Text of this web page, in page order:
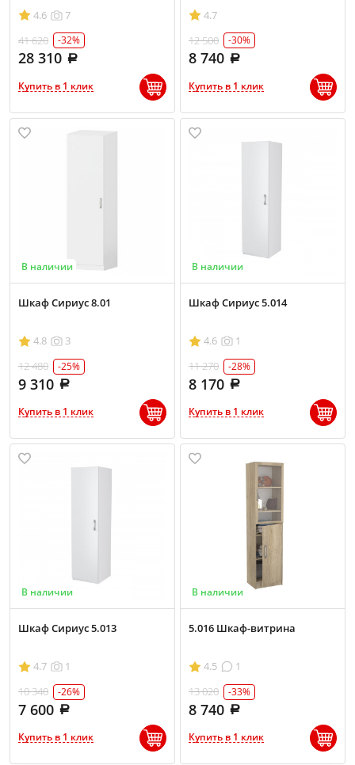
4.6
7
41 620
-32%
28 310
Купить в 1 клик
4.7
12 500
-30%
8 740
Купить в 1 клик
В наличии
Шкаф Сириус 8.01
4.8
3
12 480
-25%
9 310
Купить в 1 клик
В наличии
Шкаф Сириус 5.014
4.6
1
11 270
-28%
8 170
Купить в 1 клик
В наличии
Шкаф Сириус 5.013
4.7
1
10 340
-26%
7 600
Купить в 1 клик
В наличии
5.016 Шкаф-витрина
4.5
1
13 020
-33%
8 740
Купить в 1 клик